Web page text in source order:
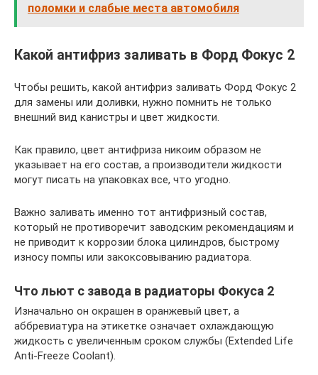
поломки и слабые места автомобиля
Какой антифриз заливать в Форд Фокус 2
Чтобы решить, какой антифриз заливать Форд Фокус 2
для замены или доливки, нужно помнить не только
внешний вид канистры и цвет жидкости.
Как правило, цвет антифриза никоим образом не
указывает на его состав, а производители жидкости
могут писать на упаковках все, что угодно.
Важно заливать именно тот антифризный состав,
который не противоречит заводским рекомендациям и
не приводит к коррозии блока цилиндров, быстрому
износу помпы или закоксовыванию радиатора.
Что льют с завода в радиаторы Фокуса 2
Изначально он окрашен в оранжевый цвет, а
аббревиатура на этикетке означает охлаждающую
жидкость с увеличенным сроком службы (Extended Life
Anti-Freeze Coolant).